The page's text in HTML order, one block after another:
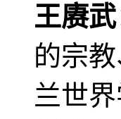
王赓武
的宗
兰世